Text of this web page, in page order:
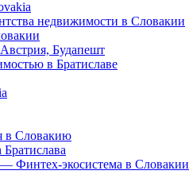
недвижимости в Словакии
Будапешт
в Братиславе
в Словакию
Финтех-экосистема в Словакии